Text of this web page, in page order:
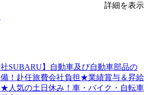
詳細を表示